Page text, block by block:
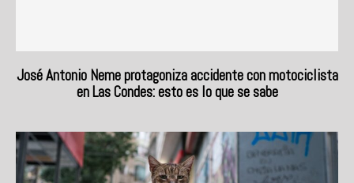
José Antonio Neme protagoniza accidente con motociclista
en Las Condes: esto es lo que se sabe